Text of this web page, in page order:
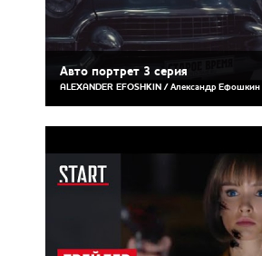
Авто портрет 3 серия
ALEXANDER EFOSHKIN / Александр Ефошкин